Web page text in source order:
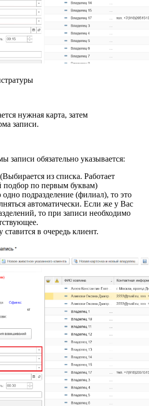
нужная карта, затем
записи.
записи обязательно указывается:
из списка. Работает
подбор по первым буквам)
одно подразделение (филиал), то это
автоматически. Если же у Вас
то при записи необходимо
ставится в очередь клиент.